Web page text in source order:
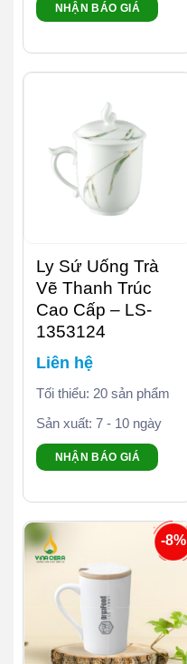
NHẬN BÁO GIÁ
Ly Sứ Uống Trà
Vẽ Thanh Trúc
Cao Cấp – LS-
1353124
Liên hệ
Tối thiểu: 20 sản phẩm
Sản xuất: 7 - 10 ngày
NHẬN BÁO GIÁ
-8%